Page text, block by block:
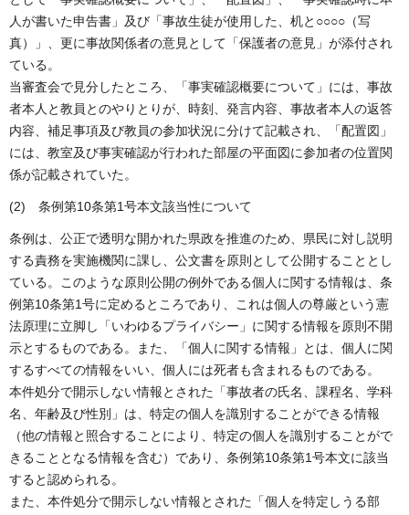
人が書いた申告書」及び「事故生徒が使用した、机と○○○○（写
真）」、更に事故関係者の意見として「保護者の意見」が添付され
ている。
当審査会で見分したところ、「事実確認概要について」には、事故
者本人と教員とのやりとりが、時刻、発言内容、事故者本人の返答
内容、補足事項及び教員の参加状況に分けて記載され、「配置図」
には、教室及び事実確認が行われた部屋の平面図に参加者の位置関
係が記載されていた。
(2) 条例第10条第1号本文該当性について
条例は、公正で透明な開かれた県政を推進のため、県民に対し説明
する責務を実施機関に課し、公文書を原則として公開することとし
ている。このような原則公開の例外である個人に関する情報は、条
例第10条第1号に定めるところであり、これは個人の尊厳という憲
法原理に立脚し「いわゆるプライバシー」に関する情報を原則不開
示とするものである。また、「個人に関する情報」とは、個人に関
するすべての情報をいい、個人には死者も含まれるものである。
本件処分で開示しない情報とされた「事故者の氏名、課程名、学科
名、年齢及び性別」は、特定の個人を識別することができる情報
（他の情報と照合することにより、特定の個人を識別することがで
きることとなる情報を含む）であり、条例第10条第1号本文に該当
すると認められる。
また、本件処分で開示しない情報とされた「個人を特定しうる部